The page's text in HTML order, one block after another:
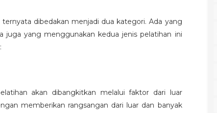
dibedakan menjadi dua kategori. Ada yang
juga yang menggunakan kedua jenis pelatihan ini
akan dibangkitkan melalui faktor dari luar
memberikan rangsangan dari luar dan banyak